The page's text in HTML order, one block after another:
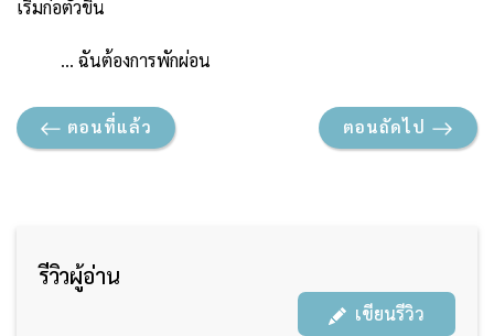
เริ่มก่อตัวขึ้น
… ฉันต้องการพักผ่อน
ตอนที่แล้ว ตอนถัดไป
รีวิวผู้อ่าน
เขียนรีวิว